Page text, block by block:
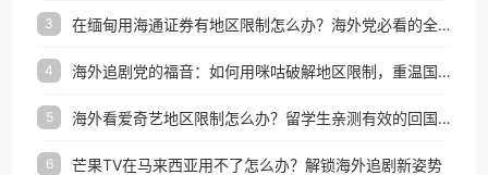
3 在缅甸用海通证券有地区限制怎么办？海外党必看的全场景回国加速指南
4 海外追剧党的福音：如何用咪咕破解地区限制，重温国内精彩
5 海外看爱奇艺地区限制怎么办？留学生亲测有效的回国加速器选择指南
6 芒果TV在马来西亚用不了怎么办？解锁海外追剧新姿势